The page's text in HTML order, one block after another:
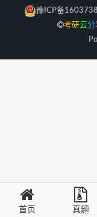
豫ICP备
考研云分
首页 真题